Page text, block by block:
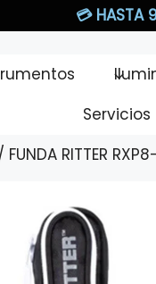
💳 HASTA
Servicios
FUNDA RITTER